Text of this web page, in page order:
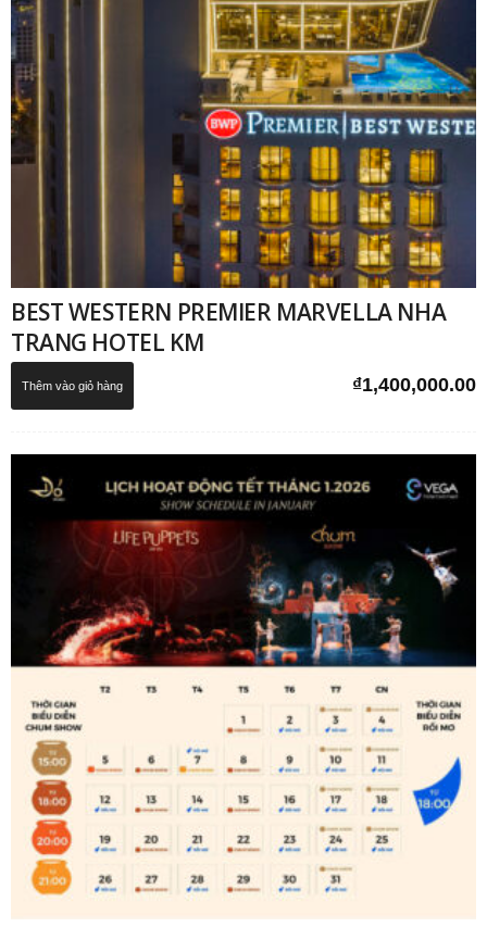
BEST WESTERN PREMIER MARVELLA NHA
TRANG HOTEL KM
₫1,400,000.00
Thêm vào giỏ hàng